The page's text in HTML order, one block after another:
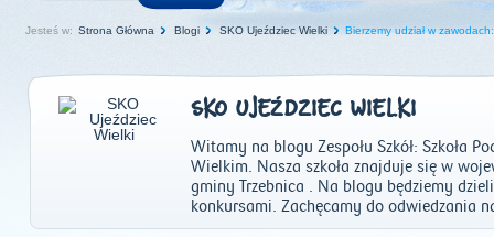
Jesteś w: Strona Główna Blogi SKO Ujeździec Wielki Bierzemy udział w
SKO UJEŹDZIEC WIELKI
Witamy na blogu Zespołu Szkół: Szkoła
Wielkim. Nasza szkoła znajduje się w
gminy Trzebnica . Na blogu będziemy
konkursami. Zachęcamy do odwiedzania